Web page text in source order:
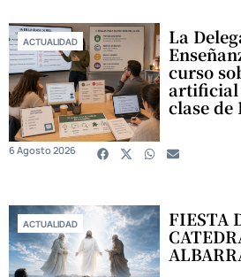
ACTUALIDAD La
curso
artificial
clase de
6 Agosto 2026
ACTUALIDAD FIESTA